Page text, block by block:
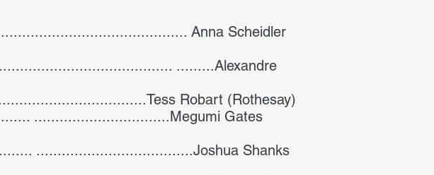
Anna Scheidler
.........Alexandre
Robart (Rothesay)
................................Megumi Gates
.....................................Joshua Shanks